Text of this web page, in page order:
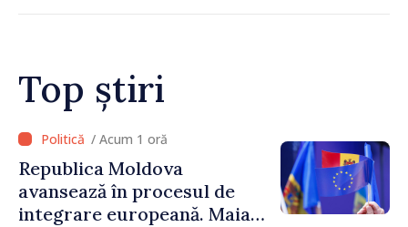
Top știri
/ Acum 39 minute
Linia electrică de 330 kV
Bălți–Dnestrovsk, grav
avariată în urma